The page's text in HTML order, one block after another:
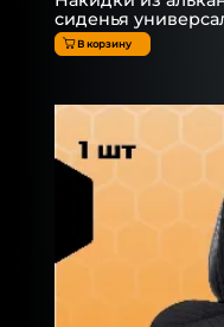
сиденья
В корзину